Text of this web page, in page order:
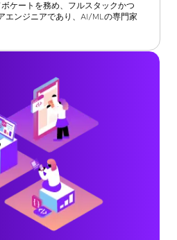
ケートを務め、フルスタックかつ
エンジニアであり、AI/MLの専門家